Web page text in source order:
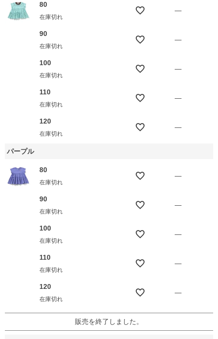
80
在庫切れ
—
90
在庫切れ
—
100
在庫切れ
—
110
在庫切れ
—
120
在庫切れ
—
パープル
80
在庫切れ
—
90
在庫切れ
—
100
在庫切れ
—
110
在庫切れ
—
120
在庫切れ
—
販売を終了しました。